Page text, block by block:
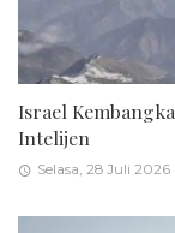
Israel
Intelijen
Selasa, 28 Juli 2026